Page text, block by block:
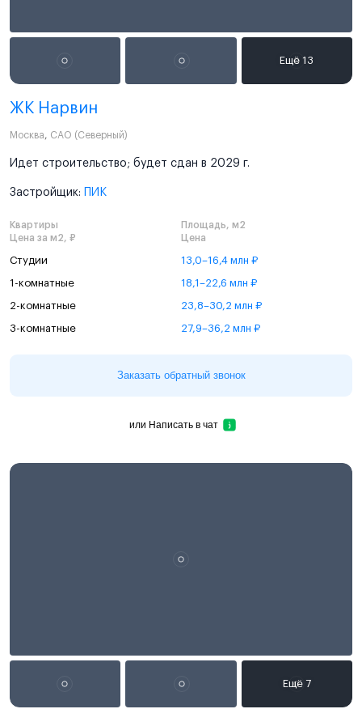
ЖК Нарвин
Москва, САО (Северный)
Идет строительство; будет сдан в 2029 г.
Застройщик: ПИК
Квартиры
Площадь, м2
Цена за м2, ₽
Цена
Студии 13,0–16,4 млн ₽
1-комнатные 18,1–22,6 млн ₽
2-комнатные 23,8–30,2 млн ₽
3-комнатные 27,9–36,2 млн ₽
Заказать обратный звонок
или Написать в чат